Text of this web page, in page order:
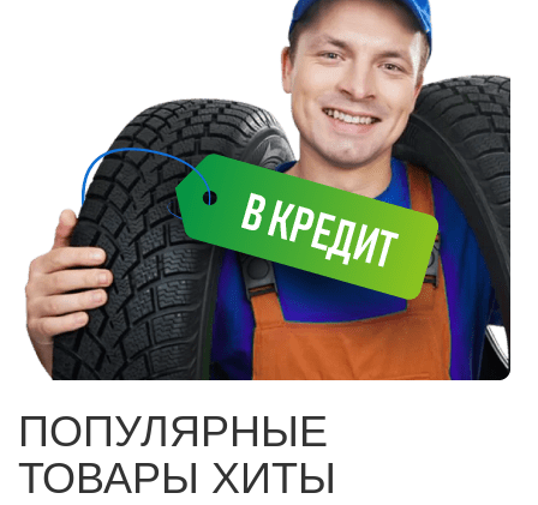
ПОПУЛЯРНЫЕ
ТОВАРЫ ХИТЫ